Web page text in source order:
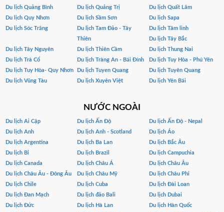
Du lịch Quảng Bình
Du lịch Quảng Trị
Du lịch Quất Lâm
Du lịch Quy Nhơn
Du lịch Sầm Sơn
Du lịch Sapa
Du lịch Sóc Trăng
Du lịch Tam Đảo - Tây
Thiên
Du lịch Tâm linh
Du lịch Tây Bắc
Du lịch Tây Nguyên
Du lịch Thiên Cầm
Du lịch Thung Nai
Du lịch Trà Cổ
Du lịch Tràng An - Bái Đính
Du lịch Tuy Hòa - Phú Yên
Du lịch Tuy Hòa- Quy Nhơn
Du lịch Tuyen Quang
Du lịch Tuyên Quang
Du lịch Vũng Tàu
Du lịch Xuyên Việt Du lịch Yên Bái
NƯỚC NGOÀI
Du lịch Ai Cập Du lịch Ấn Độ
Du lịch Ấn Độ - Nepal
Du lịch Anh
Du lịch Anh - Scotland
Du lịch Áo
Du lịch Argentina
Du lịch Ba Lan
Du lịch Bắc Âu
Du lịch Bỉ
Du lịch Brazil
Du lịch Campuchia
Du lịch Canada
Du lịch Châu Á
Du lịch Châu Âu
Du lịch Châu Âu - Đông Âu
Du lịch Châu Mỹ
Du lịch Châu Phi
Du lịch Chile
Du lịch Cuba
Du lịch Đài Loan
Du lịch Đan Mạch
Du lịch đảo Bali
Du lịch Dubai
Du lịch Đức
Du lịch Hà Lan
Du lịch Hàn Quốc